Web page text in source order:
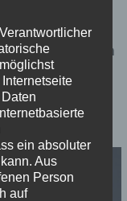
in unserer
Tag, 365 Tage
Mitbürgern
ein absoluter
Aus
Person
auf